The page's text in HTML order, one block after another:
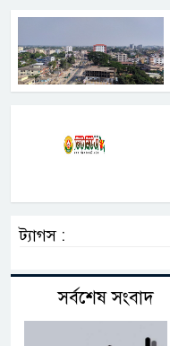
ট্যাগস :
সর্বশেষ সংবাদ